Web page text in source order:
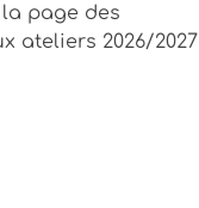
page des
ateliers 2026/2027